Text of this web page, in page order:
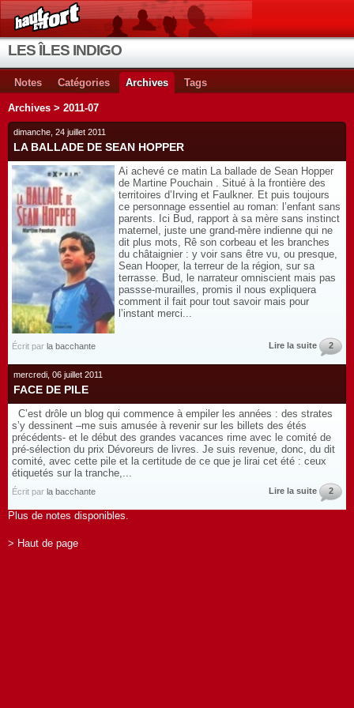
LES ÎLES INDIGO
Notes Catégories Archives Tags
Archives > 2011-07
dimanche, 24 juillet 2011
LA BALLADE DE SEAN HOPPER
Ai achevé ce matin La ballade de Sean Hopper
de Martine Pouchain . Situé à la frontière des
territoires d’Irving et Faulkner. Et puis toujours
ce personnage essentiel au roman: l’enfant sans
parents. Ici Bud, rapport à sa mère sans instinct
maternel, juste une grand-mère indienne qui ne
dit plus mots, Rê son corbeau et les branches
du châtaignier : y voir sans être vu, ou presque,
Sean Hooper, la terreur de la région, sur sa
terrasse. Bud, le narrateur omniscient mais pas
passse-murailles, promis il nous expliquera
comment il fait pour tout savoir mais pour
l’instant merci...
Écrit par la bacchante Lire la suite 2
mercredi, 06 juillet 2011
FACE DE PILE
C’est drôle un blog qui commence à empiler les années : des strates
s’y dessinent –me suis amusée à revenir sur les billets des étés
précédents- et le début des grandes vacances rime avec le comité de
pré-sélection du prix Dévoreurs de livres. Je suis revenue, donc, du dit
comité, avec cette pile et la certitude de ce que je lirai cet été : ceux
étiquetés sur la tranche,...
Écrit par la bacchante Lire la suite 2
Plus de notes disponibles.
> Haut de page